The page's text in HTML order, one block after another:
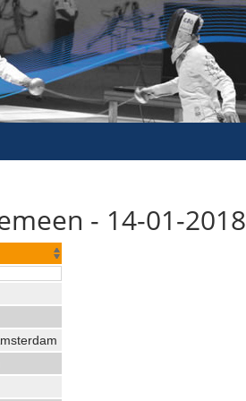
- 14-01-2018